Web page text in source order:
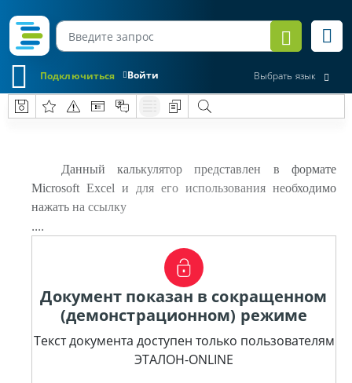
Войти
Подключиться Выбрать язык
Данный калькулятор представлен в формате
Microsoft Excel и для его использования необходимо
нажать на ссылку
....
Документ показан в сокращенном
(демонстрационном) режиме
Текст документа доступен только пользователям
ЭТАЛОН-ONLINE